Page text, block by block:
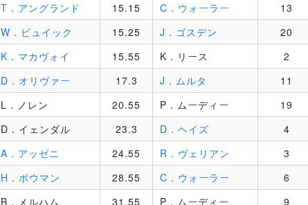
T．アングランド 15.15 C．ウォーラー
13
W．ビュイック 15.25 J．ゴスデン
20
K．マカヴォイ 15.55 K．リース
2
D．オリヴァー 17.3 J．ムルタ
11
L．ノレン 20.55 P．ムーディー
19
D．イェンダル 23.3 D．ヘイズ
4
A．アッゼニ 24.55 R．ヴェリアン
3
H．ボウマン 28.55 C．ウォーラー
6
B．メルハム 31.55 P．ムーディー
9